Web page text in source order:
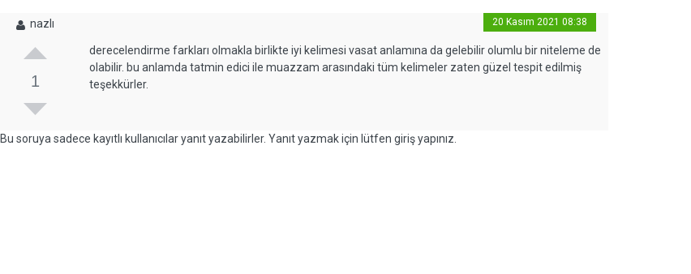
nazlı 20 Kasım 2021 08:38
1
derecelendirme farkları olmakla birlikte iyi kelimesi vasat anlamına da gelebilir olumlu bir niteleme de
olabilir. bu anlamda tatmin edici ile muazzam arasındaki tüm kelimeler zaten güzel tespit edilmiş
teşekkürler.
Bu soruya sadece kayıtlı kullanıcılar yanıt yazabilirler. Yanıt yazmak için lütfen giriş yapınız.